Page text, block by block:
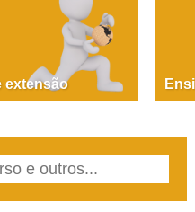
PAOLA
Dire, fare, partire!
extensão